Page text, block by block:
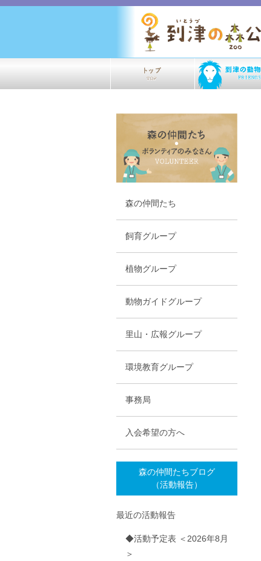
森の仲間たち
飼育グループ
植物グループ
動物ガイドグループ
里山・広報グループ
環境教育グループ
事務局
入会希望の方へ
森の仲間たちブログ
（活動報告）
最近の活動報告
◆活動予定表 ＜2026年8月
＞